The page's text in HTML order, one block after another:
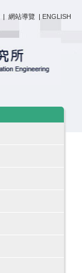
| 網站導覽 | ENGLISH